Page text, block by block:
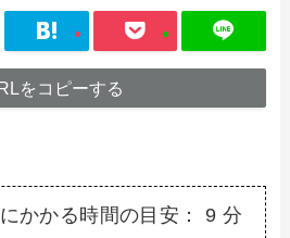
をコピーする
かかる時間の目安： 9 分